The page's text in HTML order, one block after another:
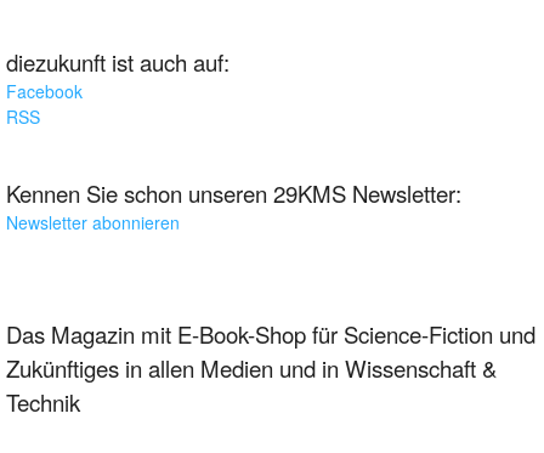
diezukunft ist auch auf:
Facebook
RSS
Kennen Sie schon unseren 29KMS Newsletter:
Newsletter abonnieren
Das Magazin mit E-Book-Shop für Science-Fiction und
Zukünftiges in allen Medien und in Wissenschaft &
Technik